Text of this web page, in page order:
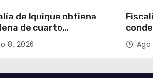
de Iquique obtiene
de cuarto
en violento
a comerciante
8, 2026 Ago